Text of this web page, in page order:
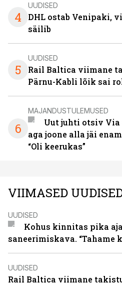
4
UUDISED
DHL ostab Venipaki,
säilib
5
UUDISED
Rail Baltica viimane
Pärnu-Kabli lõik sai
6
MAJANDUSTULEMUSED
Uut juhti otsiv Via
aga joone alla jäi
“Oli keerukas”
VIIMASED
UUDISED
Kohus kinnitas pika
saneerimiskava. “Tahame
UUDISED
Rail Baltica viimane